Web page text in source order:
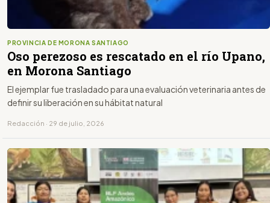
PROVINCIA DE MORONA SANTIAGO
Oso perezoso es rescatado en el río Upano,
en Morona Santiago
El ejemplar fue trasladado para una evaluación veterinaria antes de
definir su liberación en su hábitat natural
Redacción · 29 de julio, 2026